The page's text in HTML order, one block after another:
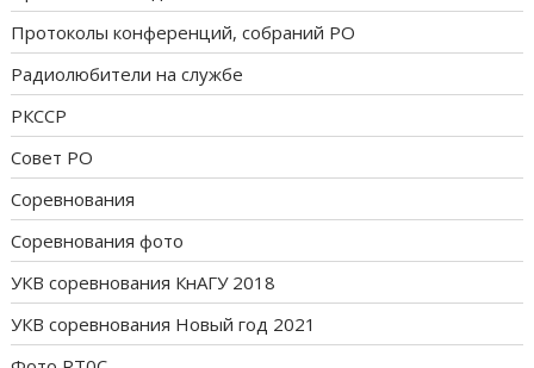
Протоколы конференций, собраний РО
Радиолюбители на службе
РКССР
Совет РО
Соревнования
Соревнования фото
УКВ соревнования КнАГУ 2018
УКВ соревнования Новый год 2021